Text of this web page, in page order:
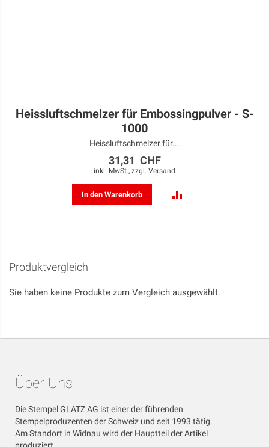
Heissluftschmelzer für Embossingpulver - S-
1000
Heissluftschmelzer für...
31,31 CHF
inkl. MwSt., zzgl. Versand
In den Warenkorb
Produktvergleich
Sie haben keine Produkte zum Vergleich ausgewählt.
Über Uns
Die Stempel GLATZ AG ist einer der führenden
Stempelproduzenten der Schweiz und seit 1993 tätig.
Am Standort in Widnau wird der Hauptteil der Artikel